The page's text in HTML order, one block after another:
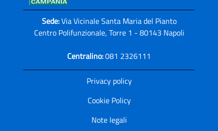
Sede:Via Vicinale Santa Maria del Pianto
Centro Polifunzionale, Torre 1 - 80143 Napoli
Centralino:081 2326111
Privacy policy
Cookie Policy
Note legali